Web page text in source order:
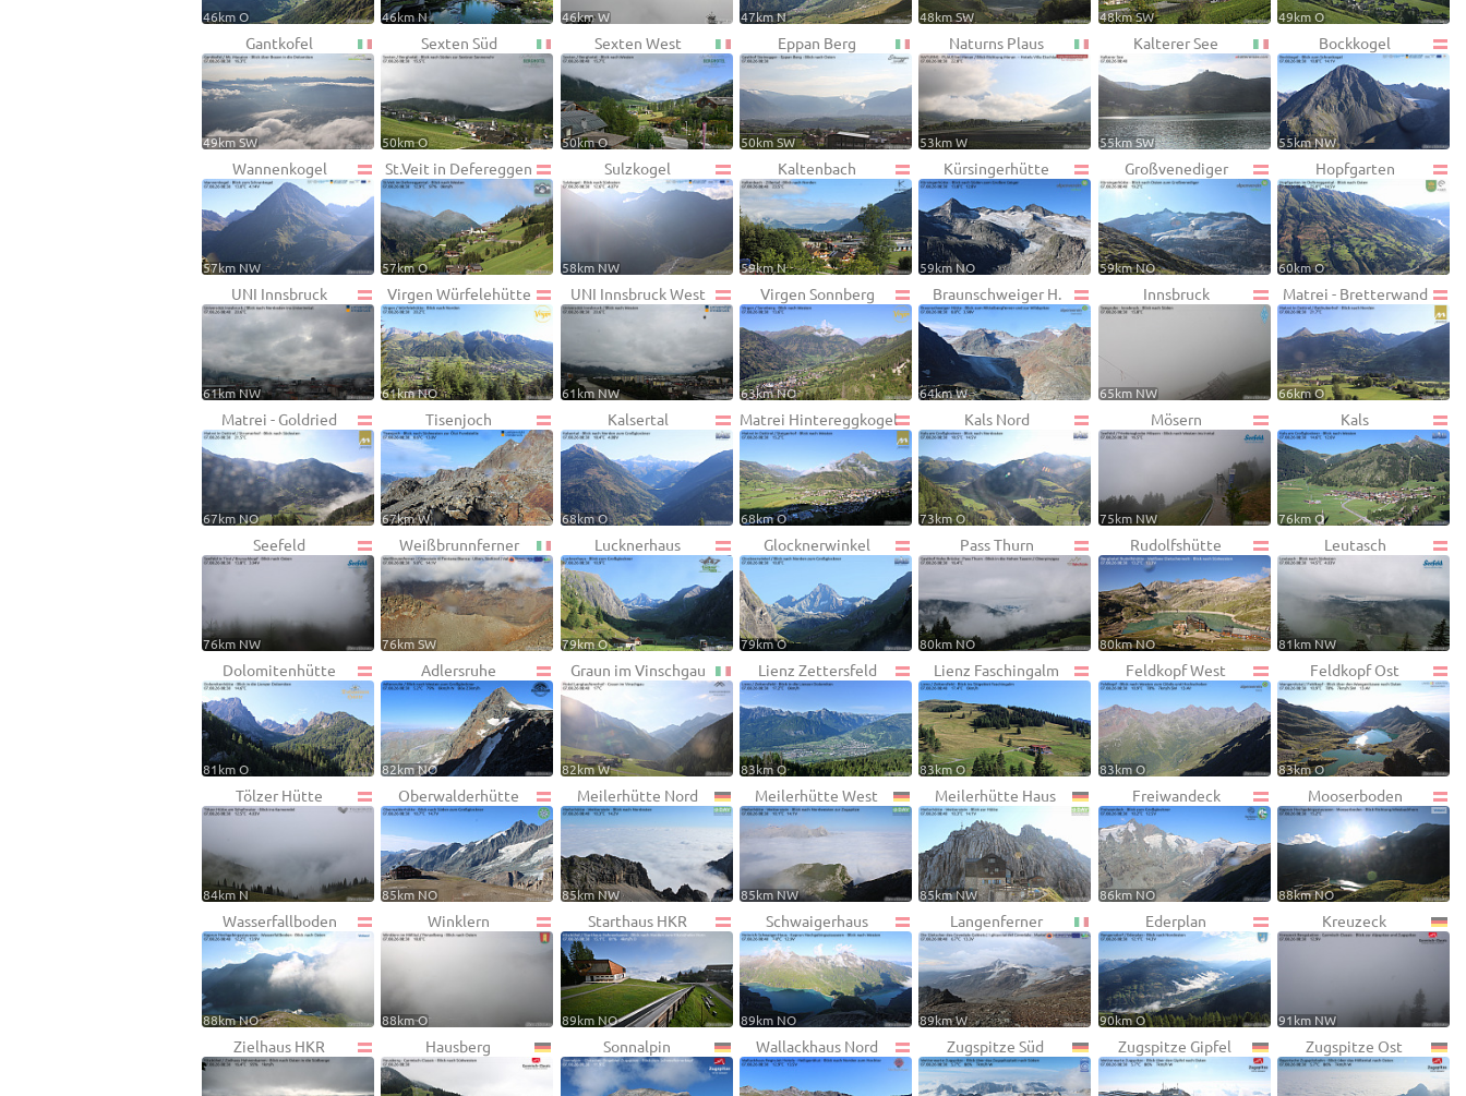
46km O 46km N 46km W 47km N 48km SW 48km SW 49km O
Gantkofel
49km SW
Sexten Süd
50km O
Sexten West
50km O
Eppan Berg
50km SW
Naturns Plaus
53km W
Kalterer See
55km SW
Bockkogel
55km NW
Wannenkogel
57km NW
St.Veit in Defereggen
57km O
Sulzkogel
58km NW
Kaltenbach
59km N
Kürsingerhütte
59km NO
Großvenediger
59km NO
Hopfgarten
60km O
UNI Innsbruck
61km NW
Virgen Würfelehütte
61km NO
UNI Innsbruck West
61km NW
Virgen Sonnberg
63km NO
Braunschweiger H.
64km W
Innsbruck
65km NW
Matrei - Bretterwand
66km O
Matrei - Goldried
67km NO
Tisenjoch
67km W
Kalsertal
68km O
Matrei Hintereggkogel
68km O
Kals Nord
73km O
Mösern
75km NW
Kals
76km O
Seefeld
76km NW
Weißbrunnferner
76km SW
Lucknerhaus
79km O
Glocknerwinkel
79km O
Pass Thurn
80km NO
Rudolfshütte
80km NO
Leutasch
81km NW
Dolomitenhütte
81km O
Adlersruhe
82km NO
Graun im Vinschgau
82km W
Lienz Zettersfeld
83km O
Lienz Faschingalm
83km O
Feldkopf West
83km O
Feldkopf Ost
83km O
Tölzer Hütte
84km N
Oberwalderhütte
85km NO
Meilerhütte Nord
85km NW
Meilerhütte West
85km NW
Meilerhütte Haus
85km NW
Freiwandeck
86km NO
Mooserboden
88km NO
Wasserfallboden
88km NO
Winklern
88km O
Starthaus HKR
89km NO
Schwaigerhaus
89km NO
Langenferner
89km W
Ederplan
90km O
Kreuzeck
91km NW
Zielhaus HKR Hausberg Sonnalpin Wallackhaus Nord Zugspitze Süd Zugspitze Gipfel Zugspitze Ost